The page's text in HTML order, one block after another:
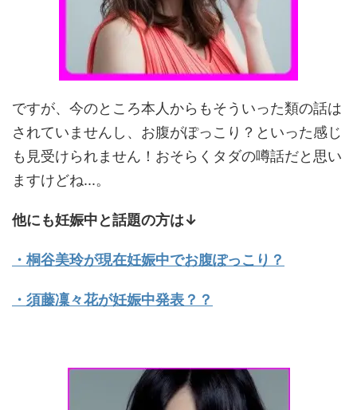
ですが、今のところ本人からもそういった類の話は
されていませんし、お腹がぽっこり？といった感じ
も見受けられません！おそらくタダの噂話だと思い
ますけどね...。
他にも妊娠中と話題の方は↓
・桐谷美玲が現在妊娠中でお腹ぽっこり？
・須藤凜々花が妊娠中発表？？